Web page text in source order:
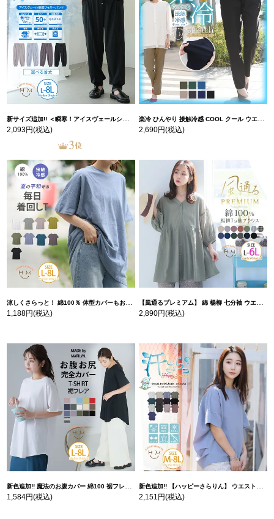
新サイズ追加!! ＜瞬寒！アイスヴェールシリーズ＞ 美脚 ジョガーパンツ 【ウェストゴム】 【ストレッチ】 | 大きいサイズの通販ならハッピーマリリン
2,093円(税込)
楽冷 ひんやり 接触冷感 COOL クール ウエストゴム 楽ちん ストレッチ 美脚 レギパン 【ストレッチ】 | 大きいサイズの通販ならハッピーマリリン
2,690円(税込)
涼しくさらっと！ 綿100％ 体型カバーもお洒落も叶える 風合いコットン ゆるシルエット ドルマン | 大きいサイズの通販ならハッピーマリリン
1,188円(税込)
【風通るプレミアム】 綿 楊柳 七分袖 ウエストギャザー ブラウス | 大きいサイズの通販ならハッピーマリリン
2,890円(税込)
新色追加!! 魔法のお腹カバー 綿100 裾フレア Tシャツ | 大きいサイズの通販ならハッピーマリリン
1,584円(税込)
新色追加!! 【ハッピーさらりん】 ウエストタック入り スッキリ魅せ コクーントップス | 大きいサイズの通販ならハッピーマリリン
2,151円(税込)